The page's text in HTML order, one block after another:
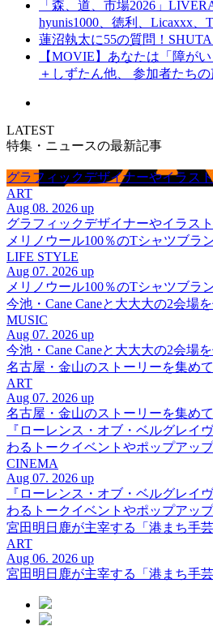
「森、道、市場2026」
hyunis1000、徳利、Licaxxx
蓮沼執太に55の質問！
【MOVIE】あなたは「障が
＋しずたん他、 参加者たち
LATEST
特集・ニュースの最新記事
グラフィックデザイナーやイラス
ART
Aug 08. 2026 up
グラフィックデザイナーやイラス
メリノウール100％のTシャツブラ
LIFE STYLE
Aug 07. 2026 up
メリノウール100％のTシャツブラ
今池・Cane Caneと大大大の2会場
MUSIC
Aug 07. 2026 up
今池・Cane Caneと大大大の2会場
名古屋・金山のストーリーを集め
ART
Aug 07. 2026 up
名古屋・金山のストーリーを集め
『ローレンス・オブ・ベルグレイ
わるトークイベントやポップアッ
CINEMA
Aug 07. 2026 up
『ローレンス・オブ・ベルグレイ
わるトークイベントやポップアッ
宮田明日鹿が主宰する「港まち手
ART
Aug 06. 2026 up
宮田明日鹿が主宰する「港まち手